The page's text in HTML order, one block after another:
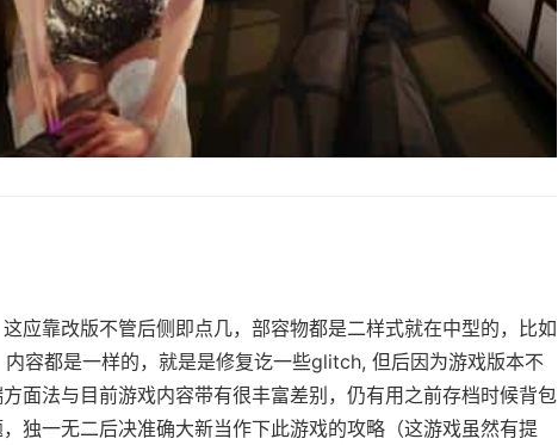
应靠改版不管后侧即点几，部容物都是二样式就在中型的，比如
容都是一样的，就是是修复讫一些glitch, 但后因为游戏版本不
面法与目前游戏内容带有很丰富差别，仍有用之前存档时候背包
独一无二后决准确大新当作下此游戏的攻略（这游戏虽然有提